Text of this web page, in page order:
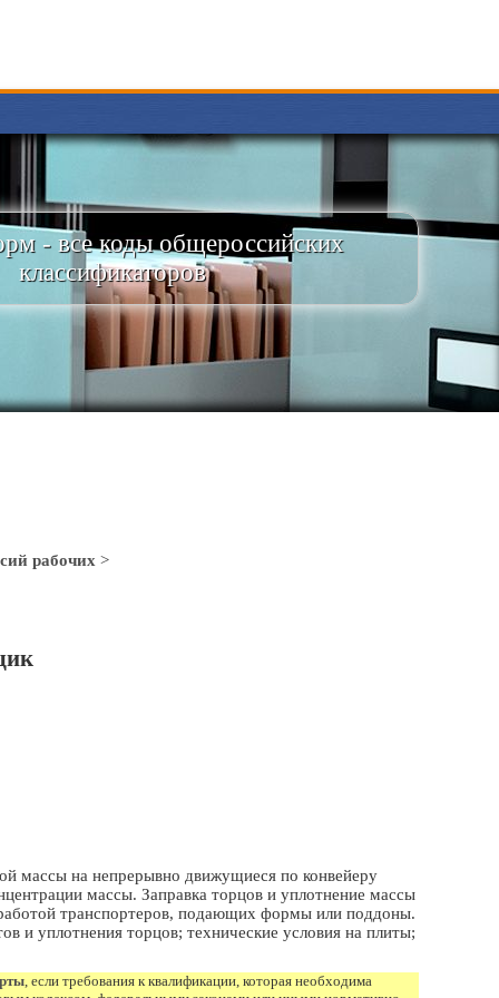
- все коды общероссийских
классификаторов
рабочих >
массы на непрерывно движущиеся по конвейеру
массы. Заправка торцов и уплотнение массы
транспортеров, подающих формы или поддоны.
и уплотнения торцов; технические условия на плиты;
, если требования к квалификации, которая необходима